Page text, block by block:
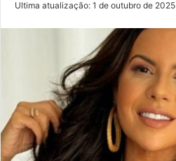
Ultima atualização: 1 de outubro de 2025